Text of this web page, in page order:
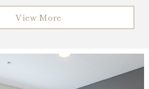
View More